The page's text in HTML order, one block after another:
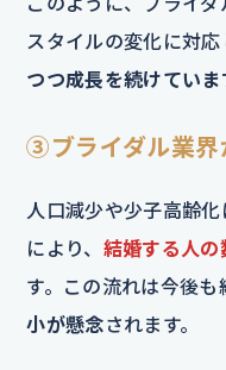
スタイルの変化に対応
つつ成長を続けていま
③ブライダル業界
人口減少や少子高齢
により、 結婚する人の
す。この流れは今後
小が懸念されます。